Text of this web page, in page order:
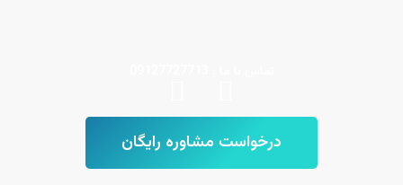
درخواست مشاوره رایگان